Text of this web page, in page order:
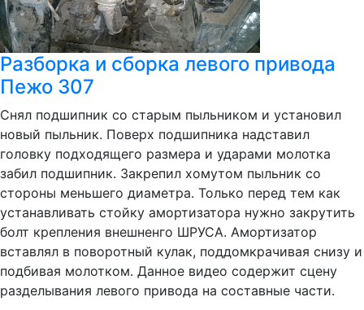
Разборка и сборка левого привода
Пежо 307
Снял подшипник со старым пыльником и установил
новый пыльник. Поверх подшипника надставил
головку подходящего размера и ударами молотка
забил подшипник. Закрепил хомутом пыльник со
стороны меньшего диаметра. Только перед тем как
устанавливать стойку амортизатора нужно закрутить
болт крепления внешненго ШРУСА. Амортизатор
вставлял в поворотный кулак, поддомкрачивая снизу и
подбивая молотком. Данное видео содержит сцену
разделывания левого привода на составные части.